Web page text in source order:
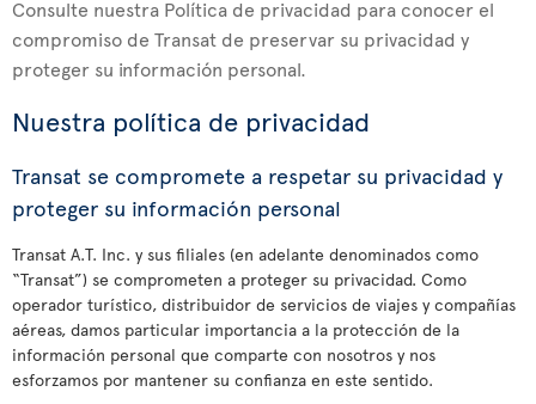
Consulte nuestra Política de privacidad para conocer el
compromiso de Transat de preservar su privacidad y
proteger su información personal.
Nuestra política de privacidad
Transat se compromete a respetar su privacidad y
proteger su información personal
Transat A.T. Inc. y sus filiales (en adelante denominados como
“Transat”) se comprometen a proteger su privacidad. Como
operador turístico, distribuidor de servicios de viajes y compañías
aéreas, damos particular importancia a la protección de la
información personal que comparte con nosotros y nos
esforzamos por mantener su confianza en este sentido.